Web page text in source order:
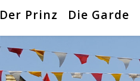
Der Prinz Die Garde